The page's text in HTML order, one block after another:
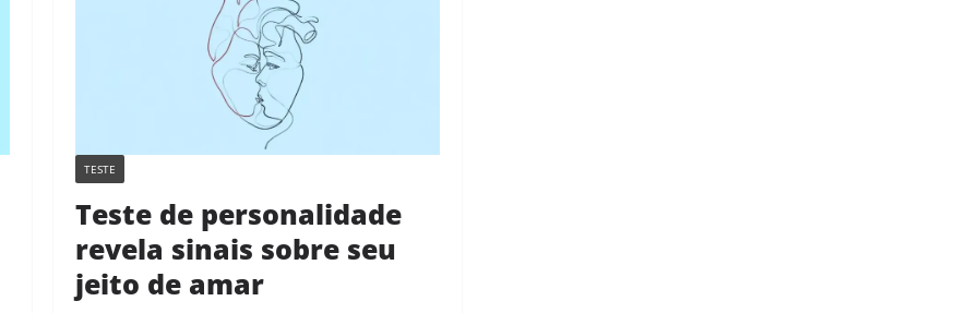
TESTE
Teste de personalidade
revela sinais sobre seu
jeito de amar